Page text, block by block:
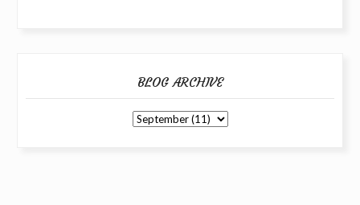
BLOG ARCHIVE